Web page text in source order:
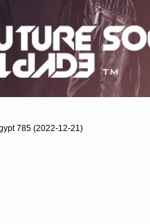
785 (2022-12-21)